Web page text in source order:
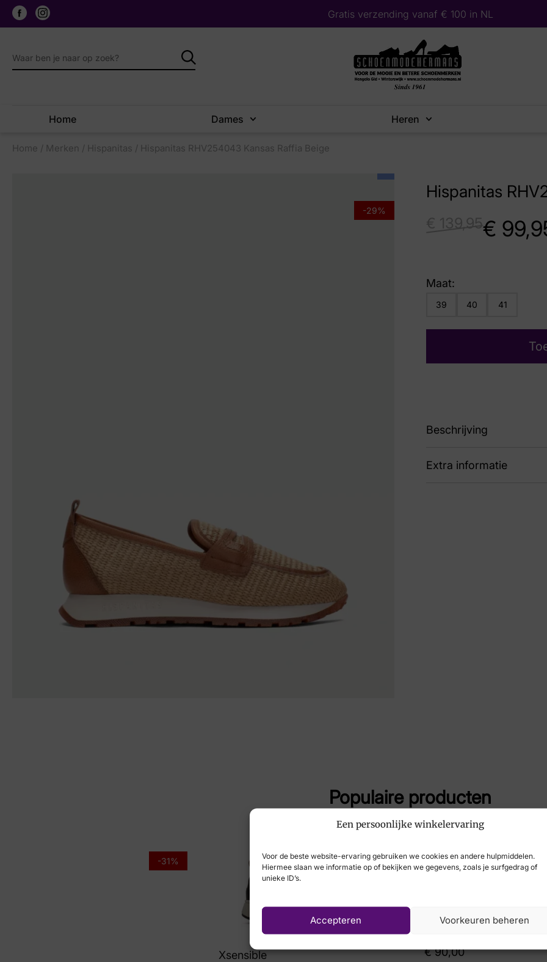
Een persoonlijke winkelervaring
Voor de beste website-ervaring gebruiken we cookies en andere hulpmiddelen.
Hiermee slaan we informatie op of bekijken we gegevens, zoals je surfgedrag of
unieke ID’s.
Accepteren Voorkeuren beheren
Gratis verzending vanaf € 100 in NL
Home Dames Heren
Home / Merken / Hispanitas / Hispanitas RHV254043 Kansas Raffia Beige
-29%
Hispanitas
139,95€
Maat:
39 40 41
Beschrijving
89 RHV254043 Kansas
Extra informatie
Populaire producten
-31%
Xsensible
Skechers
€90,00